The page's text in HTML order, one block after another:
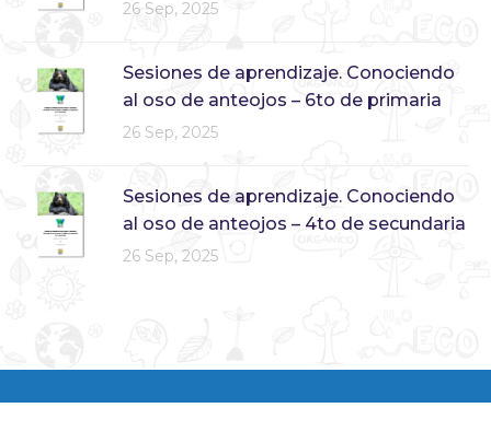
26 Sep, 2025
Sesiones de aprendizaje. Conociendo
al oso de anteojos – 6to de primaria
26 Sep, 2025
Sesiones de aprendizaje. Conociendo
al oso de anteojos – 4to de secundaria
26 Sep, 2025